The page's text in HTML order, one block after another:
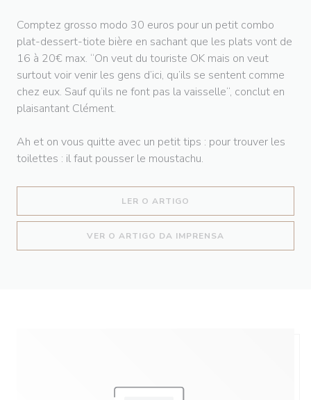
Comptez grosso modo 30 euros pour un petit combo
plat-dessert-tiote bière en sachant que les plats vont de
16 à 20€ max. “On veut du touriste OK mais on veut
surtout voir venir les gens d’ici, qu’ils se sentent comme
chez eux. Sauf qu’ils ne font pas la vaisselle“, conclut en
plaisantant Clément.
Ah et on vous quitte avec un petit tips : pour trouver les
toilettes : il faut pousser le moustachu.
LER O ARTIGO
VER O ARTIGO DA IMPRENSA